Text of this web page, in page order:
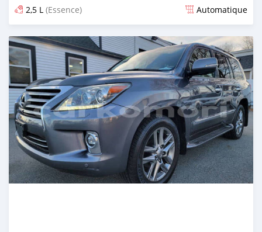
2,5 L (Essence) Automatique
Publié il y a plus d'un an